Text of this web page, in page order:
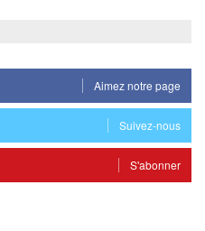
Aimez notre page
Suivez-nous
S'abonner